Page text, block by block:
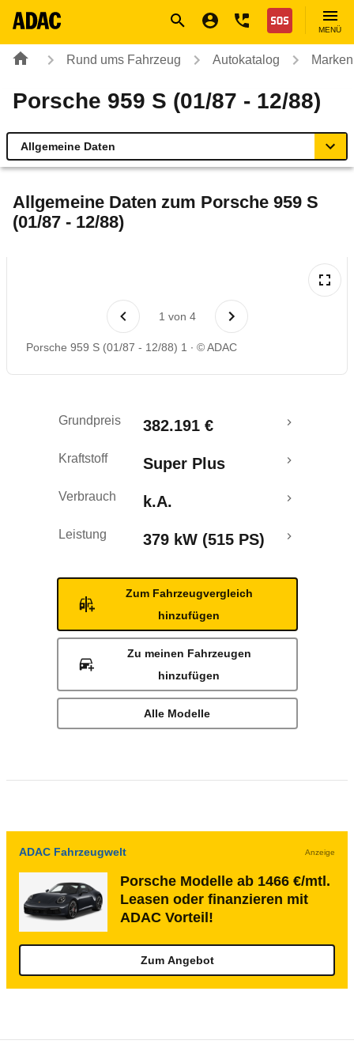
Nothilfe
MENÜ
Rund ums Fahrzeug Autokatalog
Porsche 959 S (01/87 - 12/88)
Allgemeine Daten
Technische Daten
Allgemeine Daten zum Porsche 959 S
(01/87 - 12/88)
1 von 4
Porsche 959 S (01/87 - 12/88) 1 © ADAC
Grundpreis 382.191 €
Kraftstoff Super Plus
Verbrauch k.A.
Leistung 379 kW (515 PS)
Zum Fahrzeugvergleich
hinzufügen
Zu meinen Fahrzeugen
hinzufügen
Alle Modelle
ADAC Fahrzeugwelt Anzeige
Porsche Modelle ab 1466 €/mtl.
Leasen oder finanzieren mit
ADAC Vorteil!
Zum Angebot